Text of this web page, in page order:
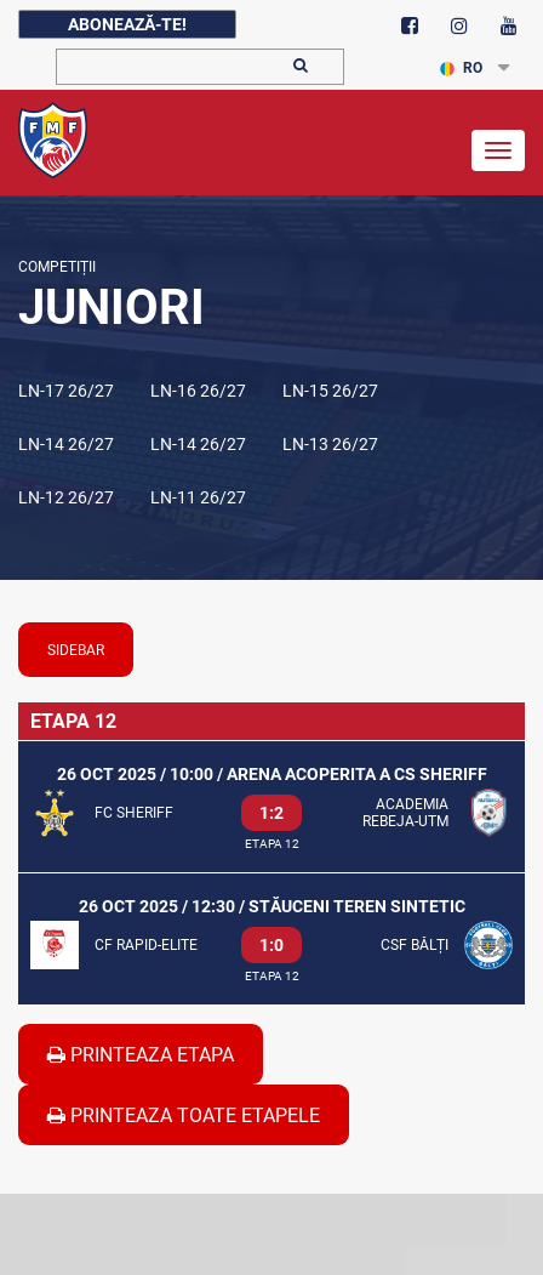
ABONEAZĂ-TE!
RO
COMPETIȚII
JUNIORI
LN-17 26/27 LN-16 26/27 LN-15 26/27
LN-14 26/27 LN-14 26/27 LN-13 26/27
LN-12 26/27 LN-11 26/27
SIDEBAR
ETAPA 12
26 OCT 2025 / 10:00 / ARENA ACOPERITA A CS SHERIFF
FC SHERIFF 1:2
ACADEMIA
REBEJA-UTM
ETAPA 12
26 OCT 2025 / 12:30 / STĂUCENI TEREN SINTETIC
CF RAPID-ELITE 1:0 CSF BĂLȚI
ETAPA 12
PRINTEAZA ETAPA
PRINTEAZA TOATE ETAPELE